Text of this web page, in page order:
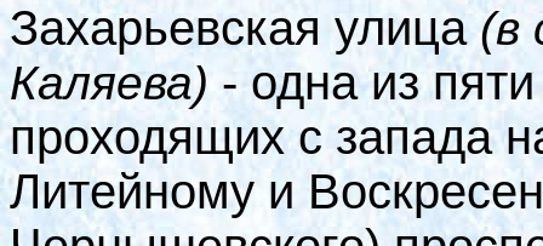
Захарьевская улица(в
Каляева)- одна из
проходящих с запада
Литейному и